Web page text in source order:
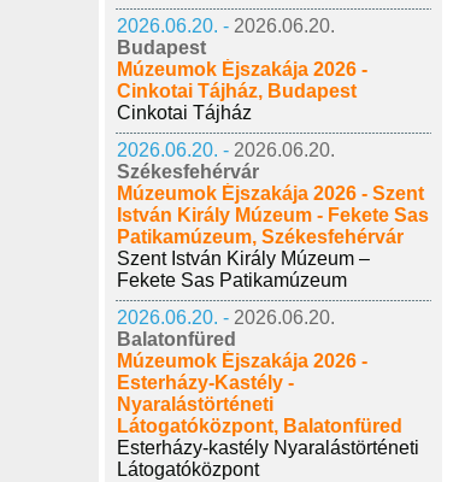
2026.06.20. - 2026.06.20.
Budapest
Múzeumok Éjszakája 2026 -
Cinkotai Tájház, Budapest
Cinkotai Tájház
2026.06.20. - 2026.06.20.
Székesfehérvár
Múzeumok Éjszakája 2026 - Szent
István Király Múzeum - Fekete Sas
Patikamúzeum, Székesfehérvár
Szent István Király Múzeum –
Fekete Sas Patikamúzeum
2026.06.20. - 2026.06.20.
Balatonfüred
Múzeumok Éjszakája 2026 -
Esterházy-Kastély -
Nyaralástörténeti
Látogatóközpont, Balatonfüred
Esterházy-kastély Nyaralástörténeti
Látogatóközpont